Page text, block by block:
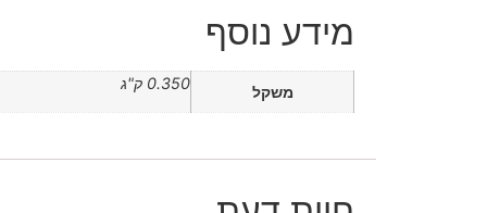
מידע נוסף
משקל 0.350 ק"ג